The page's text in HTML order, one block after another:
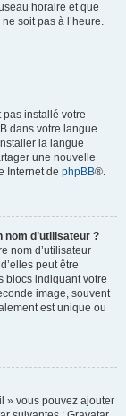
horaire et que
soit pas à l’heure.
pas installé votre
dans votre langue.
la langue
une nouvelle
Internet de phpBB®.
d’utilisateur ?
nom d’utilisateur
peut être
blocs indiquant votre
image, souvent
est unique ou
» vous pouvez ajouter